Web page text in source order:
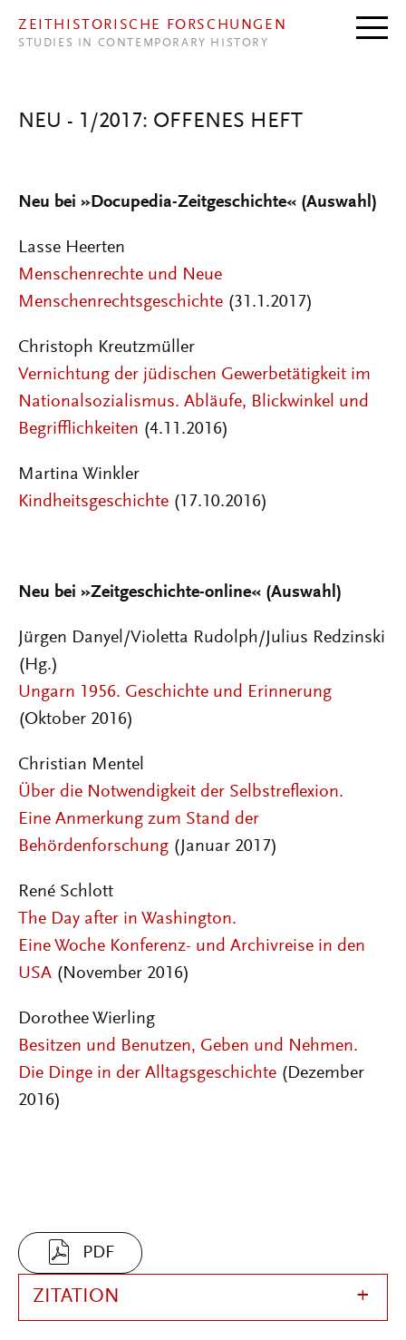
ZEITHISTORISCHE FORSCHUNGEN
STUDIES IN CONTEMPORARY HISTORY
NEU - 1/2017: OFFENES HEFT
Neu bei »Docupedia-Zeitgeschichte« (Auswahl)
Lasse Heerten
Menschenrechte und Neue
Menschenrechtsgeschichte (31.1.2017)
Christoph Kreutzmüller
Vernichtung der jüdischen Gewerbetätigkeit im
Nationalsozialismus. Abläufe, Blickwinkel und
Begrifflichkeiten (4.11.2016)
Martina Winkler
Kindheitsgeschichte (17.10.2016)
Neu bei »Zeitgeschichte-online« (Auswahl)
Jürgen Danyel/Violetta Rudolph/Julius Redzinski
(Hg.)
Ungarn 1956. Geschichte und Erinnerung
(Oktober 2016)
Christian Mentel
Über die Notwendigkeit der Selbstreflexion.
Eine Anmerkung zum Stand der
Behördenforschung (Januar 2017)
René Schlott
The Day after in Washington.
Eine Woche Konferenz- und Archivreise in den
USA (November 2016)
Dorothee Wierling
Besitzen und Benutzen, Geben und Nehmen.
Die Dinge in der Alltagsgeschichte (Dezember
2016)
PDF
ZITATION